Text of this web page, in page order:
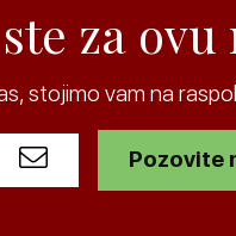
za
stojimo vam na
Pozovite